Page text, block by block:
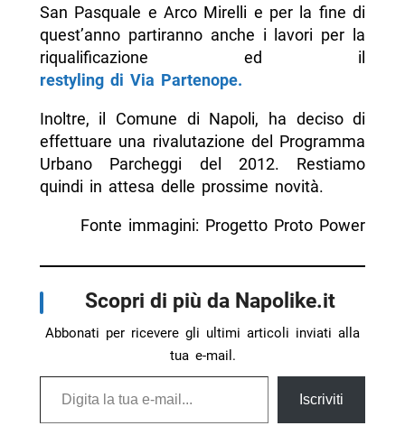
San Pasquale e Arco Mirelli e per la fine di
quest’anno partiranno anche i lavori per la
riqualificazione ed il
restyling di Via Partenope.
Inoltre, il Comune di Napoli, ha deciso di
effettuare una rivalutazione del Programma
Urbano Parcheggi del 2012. Restiamo
quindi in attesa delle prossime novità.
Fonte immagini: Progetto Proto Power
Scopri di più da Napolike.it
Abbonati per ricevere gli ultimi articoli inviati alla
tua e-mail.
Digita la tua e-mail...
Iscriviti